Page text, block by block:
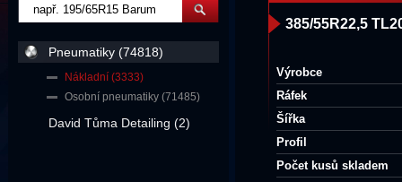
385/55R22,5
Výrobce
Ráfek
Šířka
Profil
Počet kusů skladem
Pneumatiky (74818)
Nákladní (3333)
Osobní pneumatiky (71485)
David Tůma Detailing (2)